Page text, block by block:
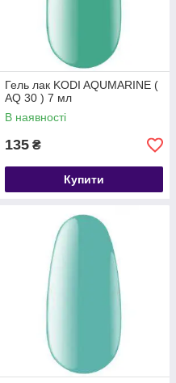
Гель лак KODI AQUMARINE (
AQ 30 ) 7 мл
В наявності
135 ₴
Купити